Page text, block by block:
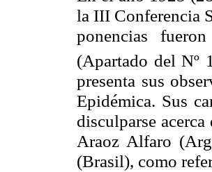
la III Conferencia
ponencias
(Apartado del
presenta sus
Epidémica. Sus
disculparse
Araoz Alfaro
(Brasil), como